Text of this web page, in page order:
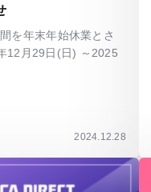
を年末年始休業とさ
12月29日(日) ～2025
2024.12.28